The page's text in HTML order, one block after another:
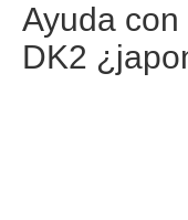
Ayuda
DK2